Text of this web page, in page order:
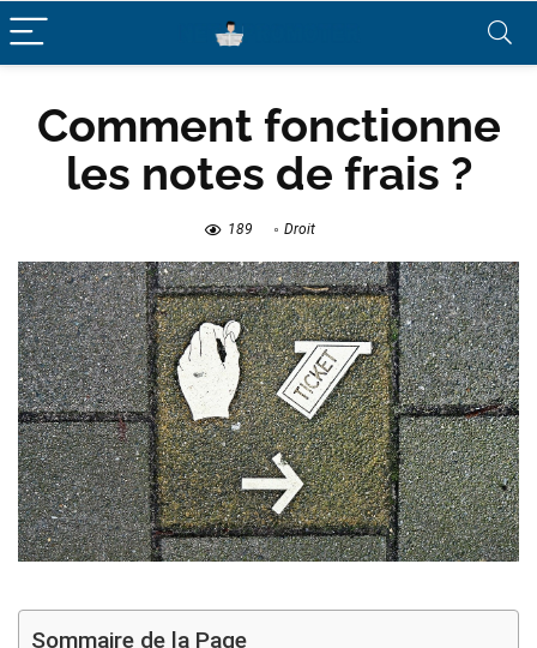
Comment fonctionne
les notes de frais ?
189 Droit
Sommaire de la Page